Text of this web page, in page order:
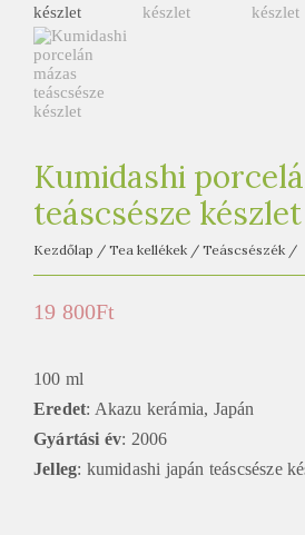
t
e
a
h
á
z
Kumidashi
teáscsésze készlet
Kezdőlap / Tea kellékek / Teáscsészék /
19 800Ft
100 ml
Eredet: Akazu kerámia, Japán
Gyártási év: 2006
Jelleg: kumidashi japán teáscsésze